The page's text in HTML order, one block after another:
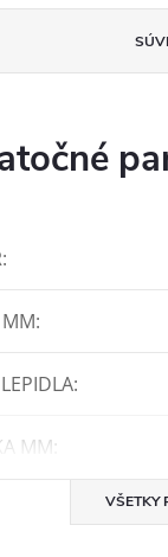
:
:
:
MM:
VŠETKY